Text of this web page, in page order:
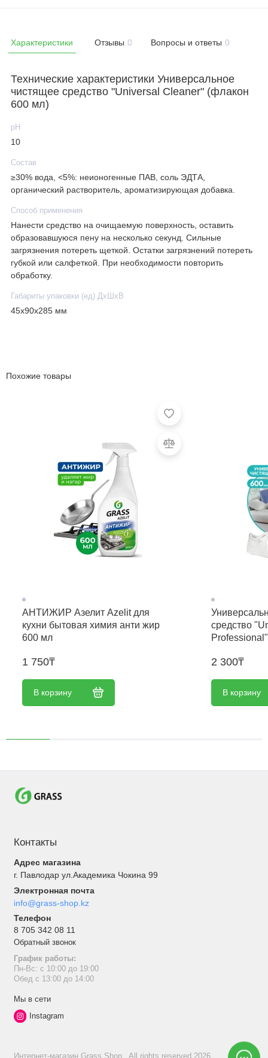
Характеристики Отзывы 0 Вопросы и ответы 0
Технические характеристики Универсальное
чистящее средство "Universal Cleaner" (флакон
600 мл)
рН
10
Состав
≥30% вода, <5%: неионогенные ПАВ, соль ЭДТА,
органический растворитель, ароматизирующая добавка.
Способ применения
Нанести средство на очищаемую поверхность, оставить
образовавшуюся пену на несколько секунд. Сильные
загрязнения потереть щеткой. Остатки загрязнений потереть
губкой или салфеткой. При необходимости повторить
обработку.
Габариты упаковки (ед) ДхШхВ
45x90x285 мм
Похожие товары
АНТИЖИР Азелит Azelit для
кухни бытовая химия анти жир
600 мл
1 750₸
В корзину
средство
2 300₸
В корзину
Контакты
Адрес магазина
г. Павлодар ул.Академика Чокина 99
Электронная почта
info@grass-shop.kz
Телефон
8 705 342 08 11
Обратный звонок
График работы:
Пн-Вс: с 10:00 до 19:00
Обед с 13:00 до 14:00
Мы в сети
Instagram